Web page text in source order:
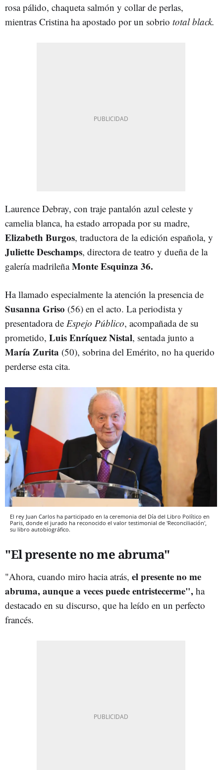
rosa pálido, chaqueta salmón y collar de perlas,
mientras Cristina ha apostado por un sobrio total black.
Laurence Debray, con traje pantalón azul celeste y
camelia blanca, ha estado arropada por su madre,
Elizabeth Burgos, traductora de la edición española, y
Juliette Deschamps, directora de teatro y dueña de la
galería madrileñaMonte Esquinza 36.
Ha llamado especialmente la atención la presencia de
Susanna Griso (56) en el acto. La periodista y
presentadora de Espejo Público, acompañada de su
prometido, Luis Enríquez Nistal, sentada junto a
María Zurita (50), sobrina del Emérito, no ha querido
perderse esta cita.
El rey Juan Carlos ha participado en la ceremonia del Día del Libro Político en
Paris, donde el jurado ha reconocido el valor testimonial de 'Reconciliación',
su libro autobiográfico.
"El presente no me abruma"
"Ahora, cuando miro hacia atrás, el presente no me
abruma, aunque a veces puede entristecerme", ha
destacado en su discurso, que ha leído en un perfecto
francés.